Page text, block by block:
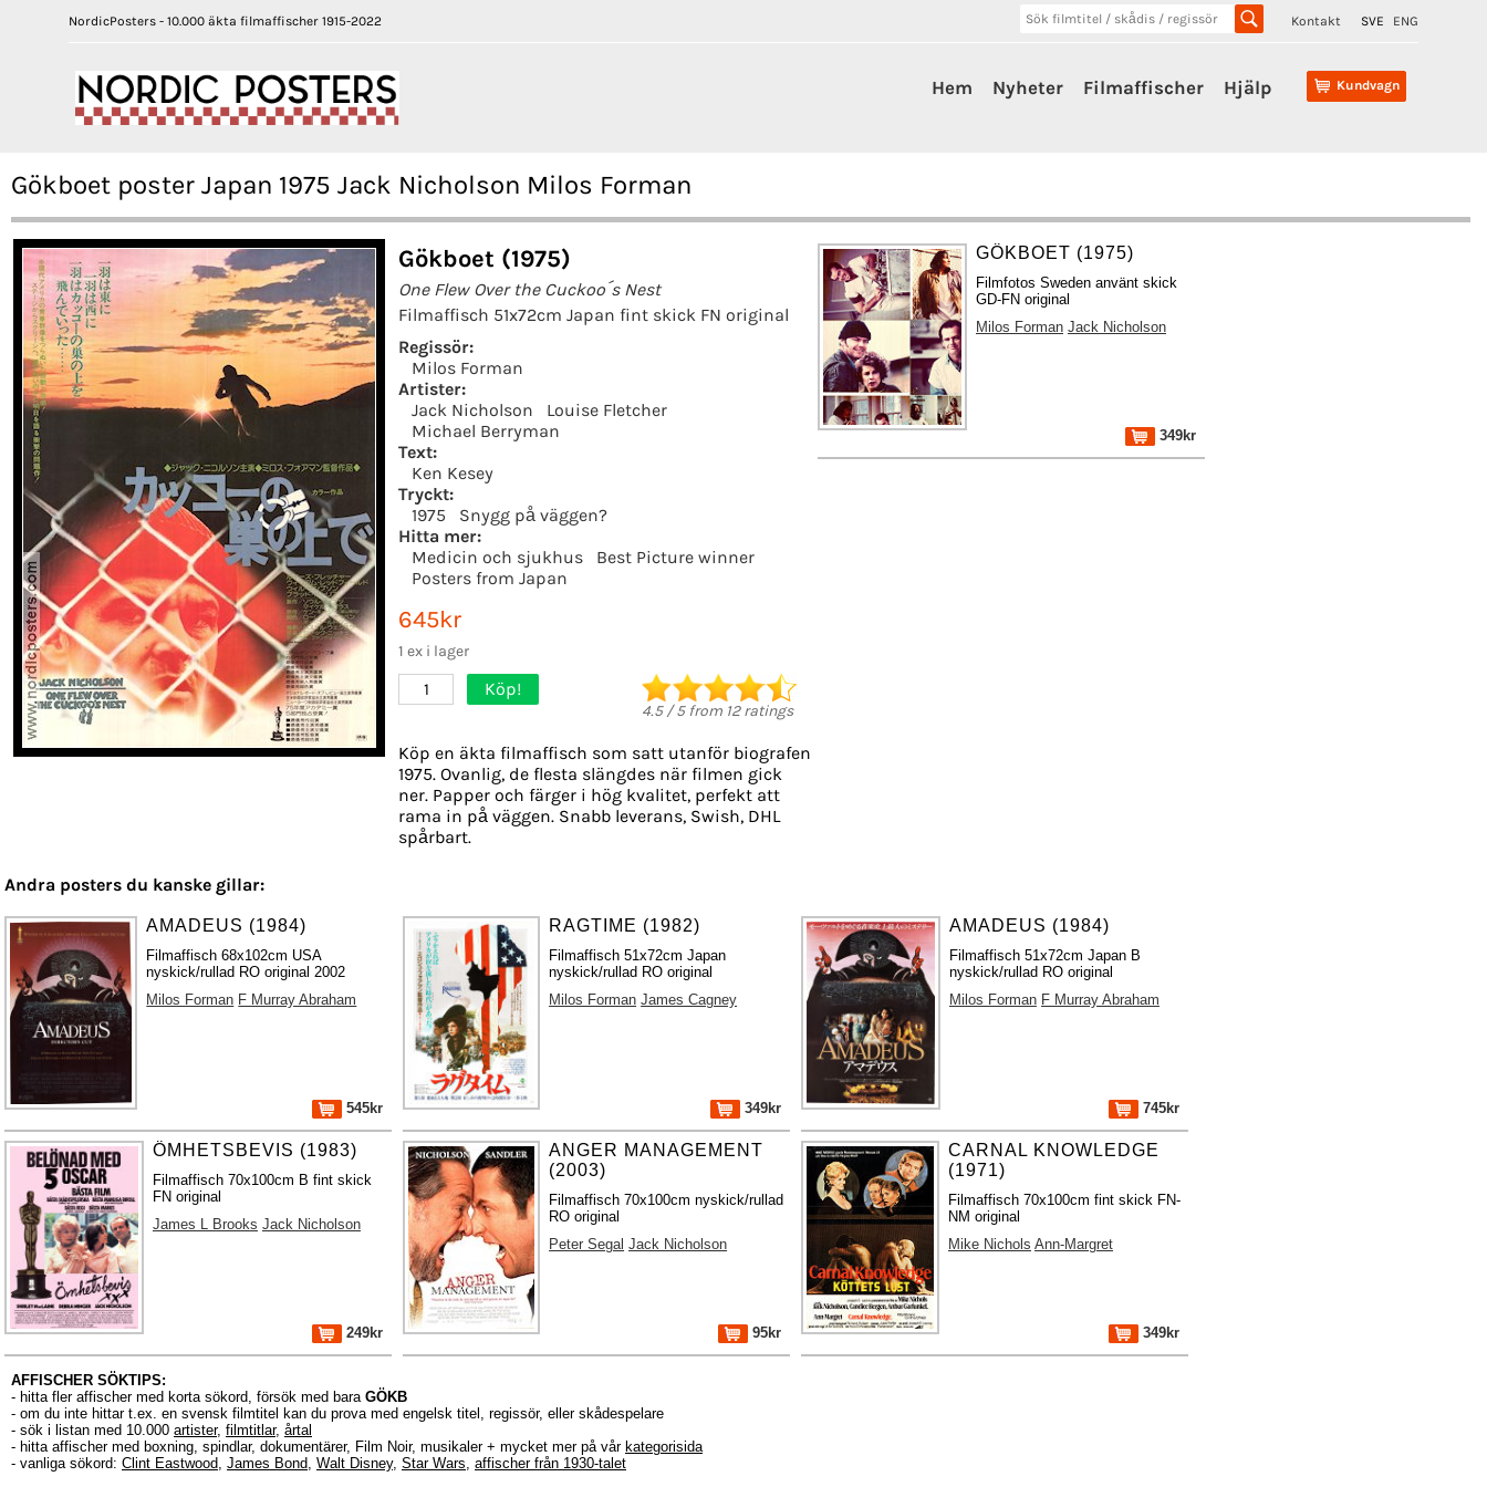
NordicPosters - 10.000 äkta filmaffischer 1915-2022 Kontakt SVE ENG
Kundvagn
Hem Nyheter Filmaffischer Hjälp
Gökboet poster Japan 1975 Jack Nicholson Milos Forman
Gökboet (1975)
One Flew Over the Cuckoo´s Nest
Filmaffisch 51x72cm Japan fint skick FN original
Regissör:
Milos Forman
Artister:
Jack Nicholson
Louise Fletcher
Michael Berryman
Text:
Ken Kesey
Tryckt:
1975
Snygg på väggen?
Hitta mer:
Medicin och sjukhus
Best Picture winner
Posters from Japan
645kr
1 ex i lager
1 Köp!
4.5/5from 12ratings
Köp en äkta filmaffisch som satt utanför biografen
1975. Ovanlig, de flesta slängdes när filmen gick
ner. Papper och färger i hög kvalitet, perfekt att
rama in på väggen. Snabb leverans, Swish, DHL
spårbart.
GÖKBOET (1975)
Filmfotos Sweden använt skick
GD-FN original
Milos Forman Jack Nicholson
349kr
Andra posters du kanske gillar:
AMADEUS (1984)
Filmaffisch 68x102cm USA
nyskick/rullad RO original 2002
Milos Forman F Murray Abraham
545kr
RAGTIME (1982)
Filmaffisch 51x72cm Japan
nyskick/rullad RO original
Milos Forman James Cagney
349kr
AMADEUS (1984)
Filmaffisch 51x72cm Japan B
nyskick/rullad RO original
Milos Forman F Murray Abraham
745kr
ÖMHETSBEVIS (1983)
Filmaffisch 70x100cm B fint skick
FN original
James L Brooks Jack Nicholson
249kr
ANGER MANAGEMENT
(2003)
Filmaffisch 70x100cm nyskick/rullad
RO original
Peter Segal Jack Nicholson
95kr
CARNAL KNOWLEDGE
(1971)
Filmaffisch 70x100cm fint skick FN-
NM original
Mike Nichols Ann-Margret
349kr
AFFISCHER SÖKTIPS:
- hitta fler affischer med korta sökord, försök med bara GÖKB
- om du inte hittar t.ex. en svensk filmtitel kan du prova med engelsk titel, regissör, eller skådespelare
- sök i listan med 10.000 artister, filmtitlar, årtal
- hitta affischer med boxning, spindlar, dokumentärer, Film Noir, musikaler + mycket mer på vår kategorisida
- vanliga sökord: Clint Eastwood James Bond Walt Disney, Star Wars affischer från 1930-talet